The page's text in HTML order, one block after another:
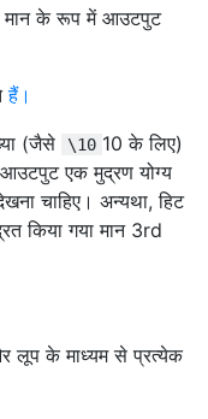
मान के रूप में आउटपुट
हैं।
(जैसे \10 10 के लिए)
एक मुद्रण योग्य
चाहिए। अन्यथा, हिट
किया गया मान 3rd
लूप के माध्यम से प्रत्येक